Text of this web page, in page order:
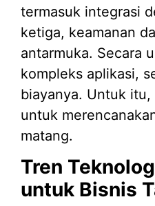
termasuk integrasi
ketiga, keamanan
antarmuka. Secara
kompleks aplikasi,
biayanya. Untuk
untuk
matang.
Tren
untuk Bisnis